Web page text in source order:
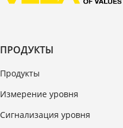
ПРОДУКТЫ
Продукты
Измерение уровня
Сигнализация уровня